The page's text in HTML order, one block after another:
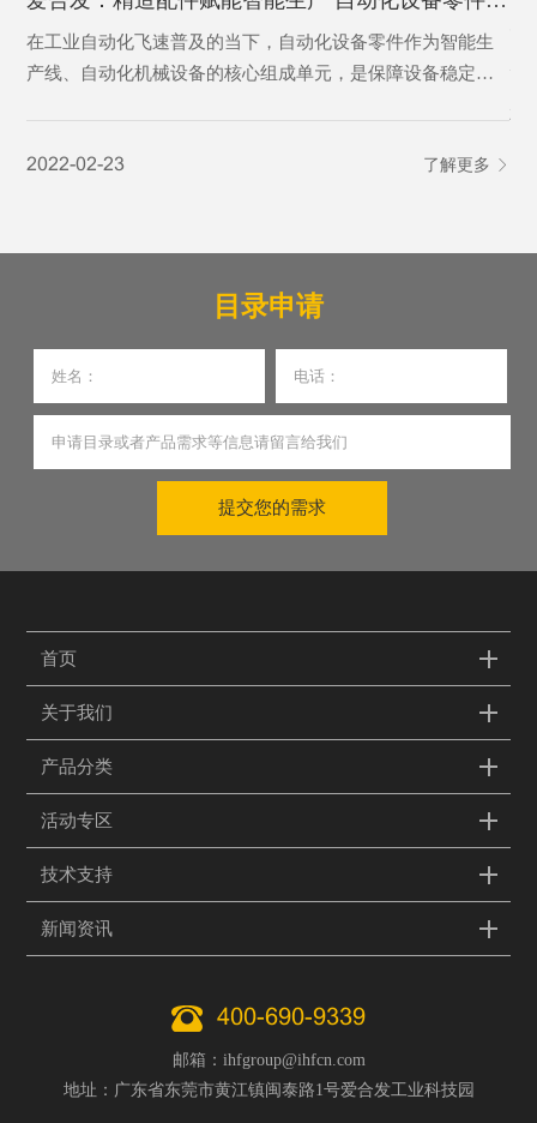
在工业自动化飞速普及的当下，自动化设备零件作为智能生
产线、自动化机械设备的核心组成单元，是保障设备稳定运
成自动化输送、加工、分拣、检测等核心工序，是制造业从
2022-02-23 了解更多
目录申请
提交您的需求
首页
关于我们
产品分类
活动专区
技术支持
新闻资讯
400-690-9339
邮箱：ihfgroup@ihfcn.com
地址：广东省东莞市黄江镇闽泰路1号爱合发工业科技园